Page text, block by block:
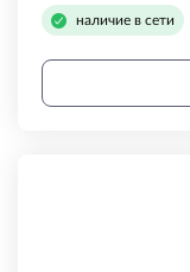
наличие в сети